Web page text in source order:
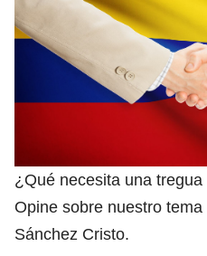
¿Qué necesita una
Opine sobre nuestro
Sánchez Cristo.